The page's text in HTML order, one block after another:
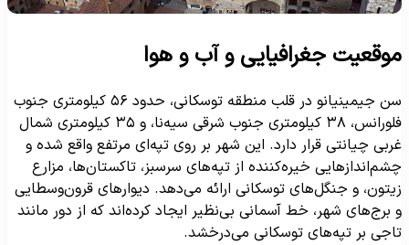
جغرافیایی و آب و هوا
سن جیمینیانو در قلب منطقه توسکانی، حدود ۵۶ کیلومتری جنوب
فلورانس، ۳۸ کیلومتری جنوب شرقی سیه‌نا، و ۳۵ کیلومتری شمال
چیانتی قرار دارد. این شهر بر روی تپه‌ای مرتفع واقع شده و
خیره‌کننده از تپه‌های سرسبز، تاکستان‌ها، مزارع
و جنگل‌های توسکانی ارائه می‌دهد. دیوارهای قرون‌وسطایی
برج‌های شهر، خط آسمانی بی‌نظیر ایجاد کرده‌اند که از دور مانند
بر تپه‌های توسکانی می‌درخشد.